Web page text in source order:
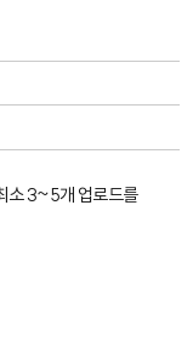
소 3~5개 업로드를